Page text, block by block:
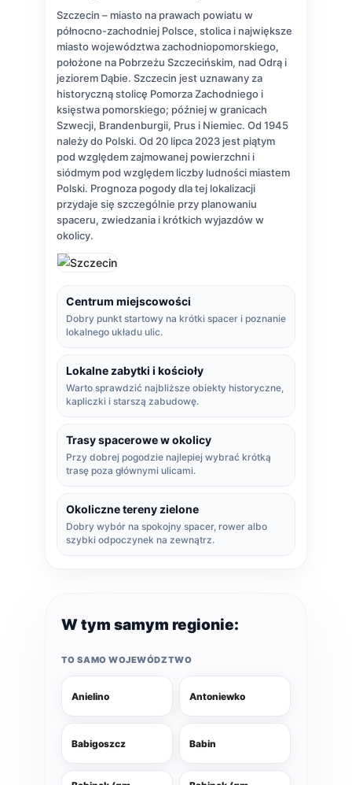
Szczecin – miasto na prawach powiatu w
północno-zachodniej Polsce, stolica i największe
miasto województwa zachodniopomorskiego,
położone na Pobrzeżu Szczecińskim, nad Odrą i
jeziorem Dąbie. Szczecin jest uznawany za
historyczną stolicę Pomorza Zachodniego i
księstwa pomorskiego; później w granicach
Szwecji, Brandenburgii, Prus i Niemiec. Od 1945
należy do Polski. Od 20 lipca 2023 jest piątym
pod względem zajmowanej powierzchni i
siódmym pod względem liczby ludności miastem
Polski. Prognoza pogody dla tej lokalizacji
przydaje się szczególnie przy planowaniu
spaceru, zwiedzania i krótkich wyjazdów w
okolicy.
Centrum miejscowości
Dobry punkt startowy na krótki spacer i poznanie
lokalnego układu ulic.
Lokalne zabytki i kościoły
Warto sprawdzić najbliższe obiekty historyczne,
kapliczki i starszą zabudowę.
Trasy spacerowe w okolicy
Przy dobrej pogodzie najlepiej wybrać krótką
trasę poza głównymi ulicami.
Okoliczne tereny zielone
Dobry wybór na spokojny spacer, rower albo
szybki odpoczynek na zewnątrz.
W tym samym regionie:
TO SAMO WOJEWÓDZTWO
Anielino Antoniewko
Babigoszcz Babin